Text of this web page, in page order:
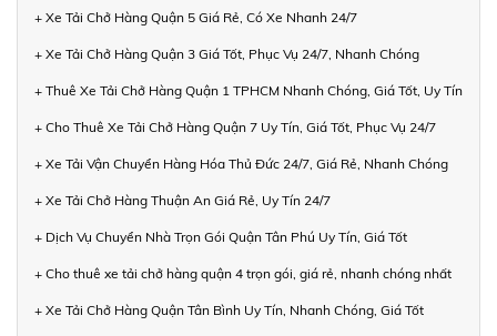
+ Xe Tải Chở Hàng Quận 5 Giá Rẻ, Có Xe Nhanh 24/7
+ Xe Tải Chở Hàng Quận 3 Giá Tốt, Phục Vụ 24/7, Nhanh Chóng
+ Thuê Xe Tải Chở Hàng Quận 1 TPHCM Nhanh Chóng, Giá Tốt, Uy Tín
+ Cho Thuê Xe Tải Chở Hàng Quận 7 Uy Tín, Giá Tốt, Phục Vụ 24/7
+ Xe Tải Vận Chuyển Hàng Hóa Thủ Đức 24/7, Giá Rẻ, Nhanh Chóng
+ Xe Tải Chở Hàng Thuận An Giá Rẻ, Uy Tín 24/7
+ Dịch Vụ Chuyển Nhà Trọn Gói Quận Tân Phú Uy Tín, Giá Tốt
+ Cho thuê xe tải chở hàng quận 4 trọn gói, giá rẻ, nhanh chóng nhất
+ Xe Tải Chở Hàng Quận Tân Bình Uy Tín, Nhanh Chóng, Giá Tốt